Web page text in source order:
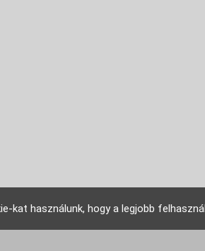
kat használunk, hogy a legjobb